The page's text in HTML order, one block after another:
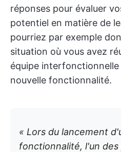
réponses pour évaluer
potentiel en matière de
pourriez par exemple
situation où vous avez
équipe
nouvelle fonctionnalité.
« Lors du lancement
fonctionnalité, l'un